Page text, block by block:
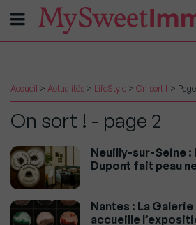
Accueil > Actualités > LifeStyle > On sort ! >
On sort ! - page 2
Neuilly-sur-Seine :
Dupont fait peau
Nantes : La Galerie
accueille